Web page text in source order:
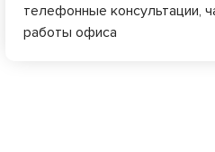
телефонные консультации,
работы офиса